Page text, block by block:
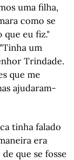
uma filha,
como se
que eu fiz."
um
Trindade.
que me
ajudaram-
tinha falado
era
que se fosse